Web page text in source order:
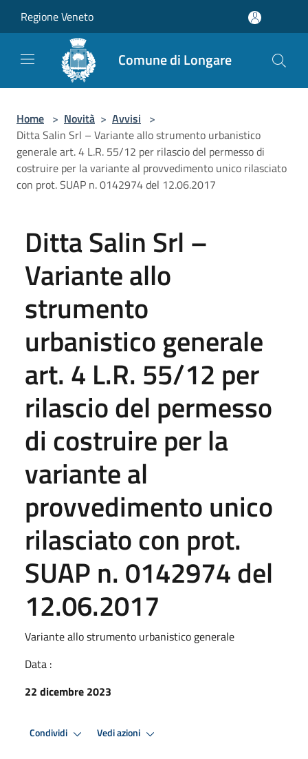
Regione Veneto
Comune di Longare
Home > Novità > Avvisi >
Ditta Salin Srl – Variante allo strumento urbanistico
generale art. 4 L.R. 55/12 per rilascio del permesso di
costruire per la variante al provvedimento unico rilasciato
con prot. SUAP n. 0142974 del 12.06.2017
Ditta Salin Srl –
Variante allo
strumento
urbanistico generale
art. 4 L.R. 55/12 per
rilascio del permesso
di costruire per la
variante al
provvedimento unico
rilasciato con prot.
SUAP n. 0142974 del
12.06.2017
Variante allo strumento urbanistico generale
Data :
22 dicembre 2023
Condividi Vedi azioni